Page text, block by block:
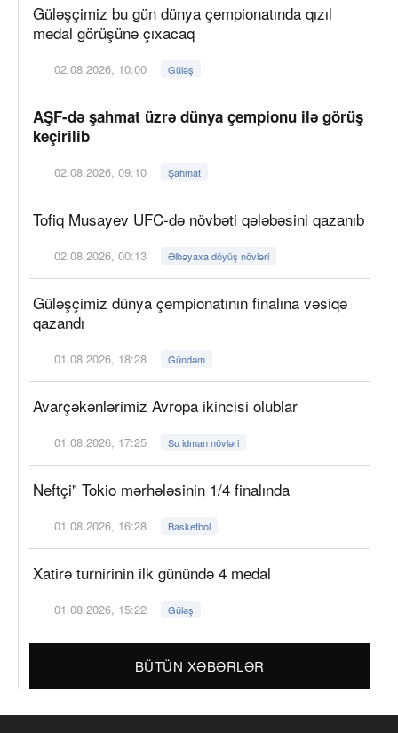
Güləşçimiz bu gün dünya çempionatında qızıl
medal görüşünə çıxacaq
02.08.2026, 10:00 Güləş
AŞF-də şahmat üzrə dünya çempionu ilə görüş
keçirilib
02.08.2026, 09:10 Şahmat
Tofiq Musayev UFC-də növbəti qələbəsini qazanıb
02.08.2026, 00:13 Əlbəyaxa döyüş növləri
Güləşçimiz dünya çempionatının finalına vəsiqə
qazandı
01.08.2026, 18:28 Gündəm
Avarçəkənlərimiz Avropa ikincisi olublar
01.08.2026, 17:25 Su idman növləri
Neftçi" Tokio mərhələsinin 1/4 finalında
01.08.2026, 16:28 Basketbol
Xatirə turnirinin ilk günündə 4 medal
01.08.2026, 15:22 Güləş
BÜTÜN XƏBƏRLƏR